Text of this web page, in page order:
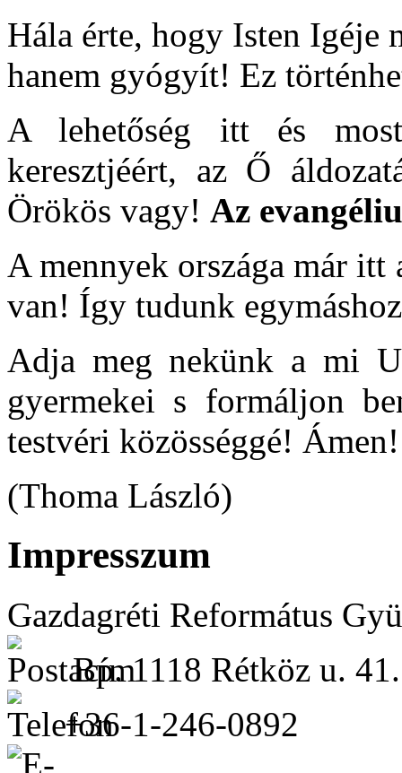
Hála érte, hogy Isten Igéje
hanem gyógyít! Ez
A lehetőség itt és
keresztjéért, az Ő
Örökös vagy! Az
A mennyek országa már
van! Így tudunk
Adja meg nekünk a mi
gyermekei s formáljon
testvéri közösséggé! Ámen!
(Thoma László)
Impresszum
Gazdagréti Református
Bp. 1118 Rétköz u. 41.
+36-1-246-0892